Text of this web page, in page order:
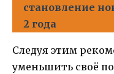
становление
2 года
Следуя этим
уменьшить своё